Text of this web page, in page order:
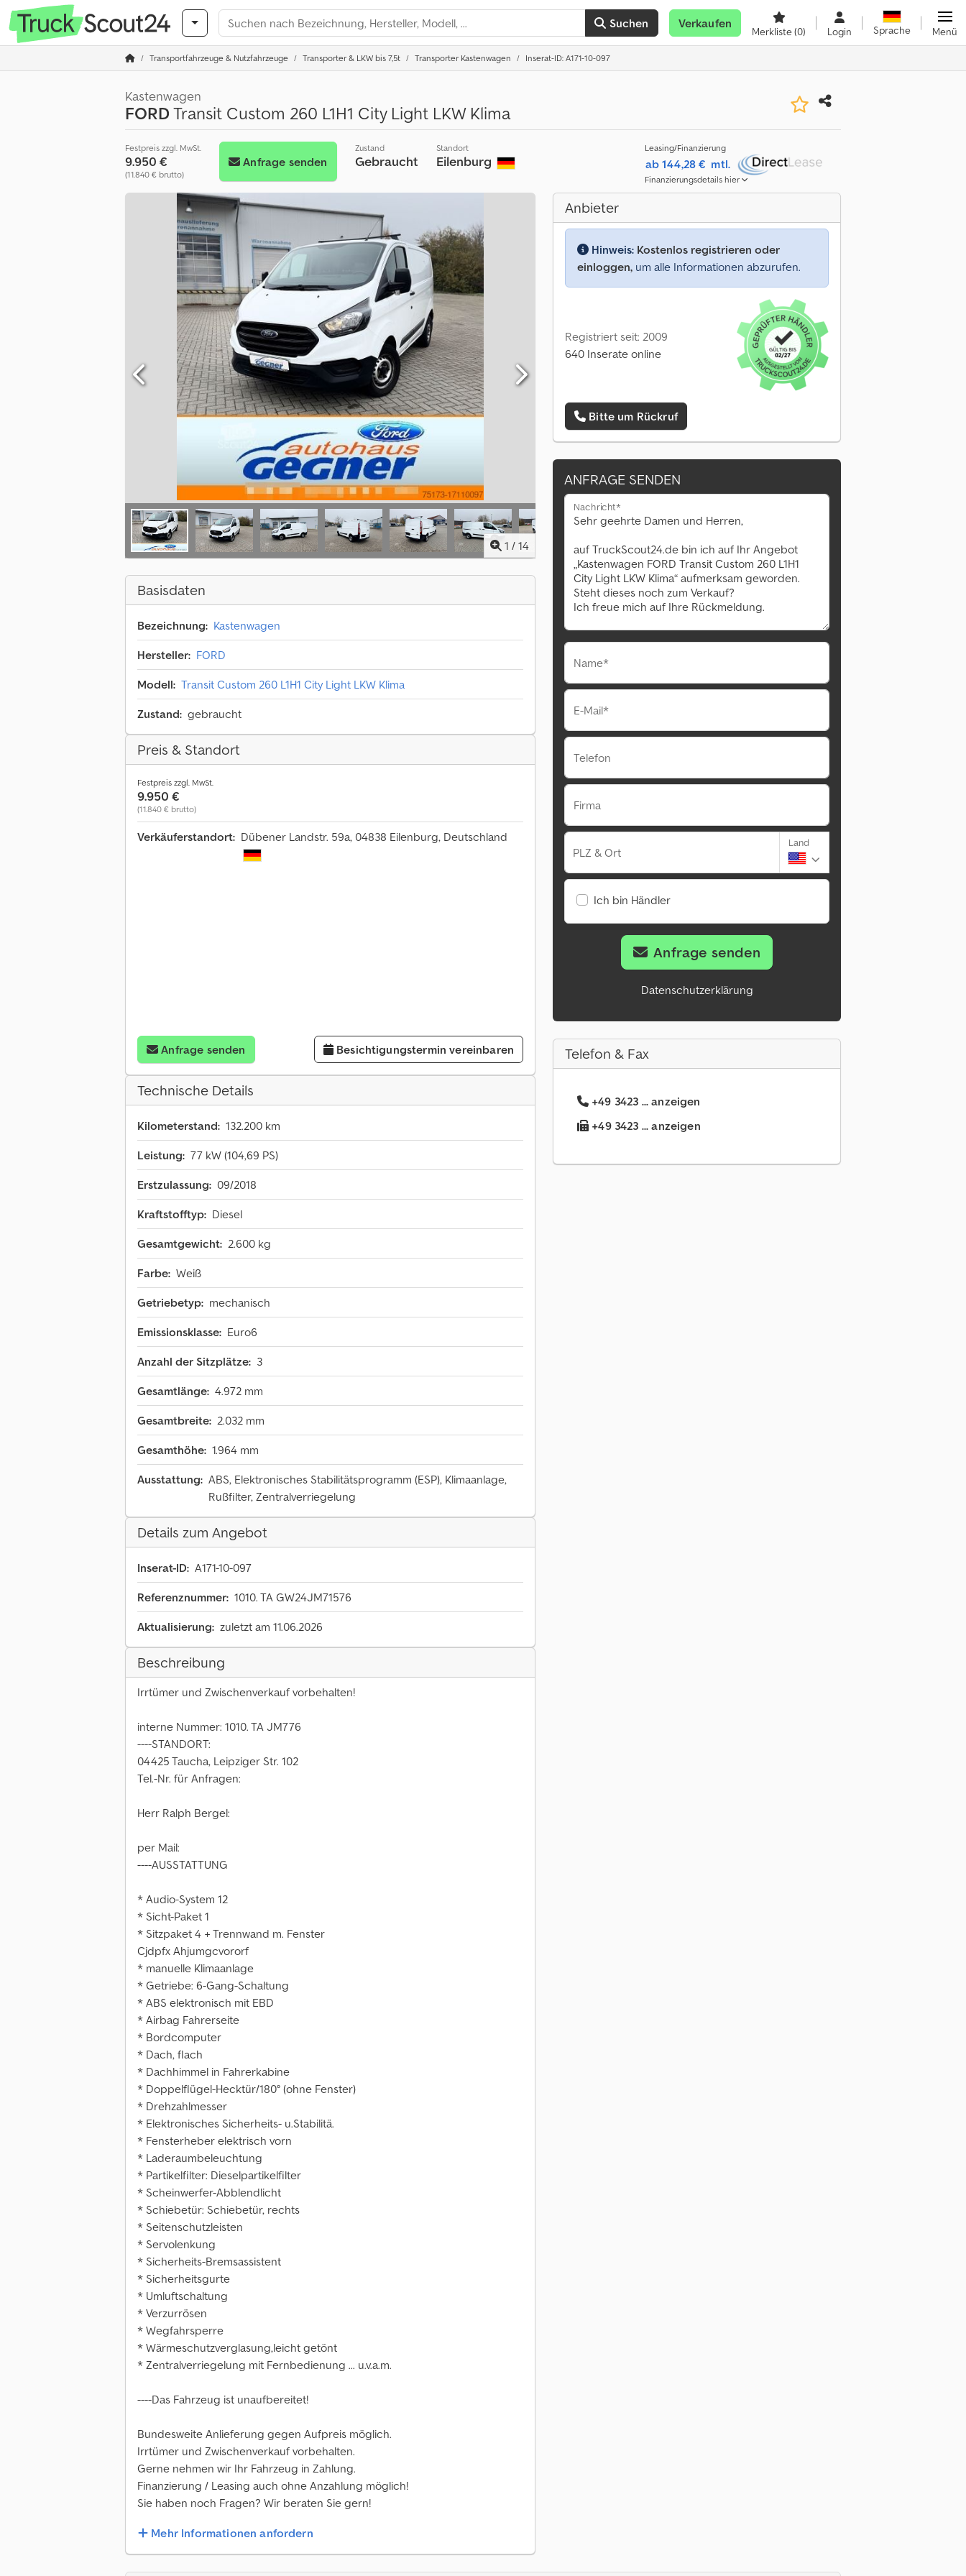
Suchen Verkaufen
Merkliste(0) Login Sprache Menü
Transportfahrzeuge & Nutzfahrzeuge Transporter & LKW bis 7,5t Transporter Kastenwagen Inserat-ID: A171-10-097
Kastenwagen
FORDTransit Custom 260 L1H1 City Light LKW Klima
Festpreis zzgl. MwSt.
9.950 €
(11.840 € brutto)
Anfrage senden
Zustand
Gebraucht
Standort
Eilenburg
Leasing/Finanzierung
ab 144,28 € mtl.
Finanzierungsdetails hier
1 / 14
Basisdaten
Bezeichnung: Kastenwagen
Hersteller: FORD
Modell: Transit Custom 260 L1H1 City Light LKW Klima
Zustand: gebraucht
Preis & Standort
Festpreis zzgl. MwSt.
9.950 €
(11.840 € brutto)
Verkäuferstandort: Dübener Landstr. 59a, 04838 Eilenburg, Deutschland
Anfrage senden Besichtigungstermin vereinbaren
Technische Details
Kilometerstand: 132.200 km
Leistung: 77 kW (104,69 PS)
Erstzulassung: 09/2018
Kraftstofftyp: Diesel
Gesamtgewicht: 2.600 kg
Farbe: Weiß
Getriebetyp: mechanisch
Emissionsklasse: Euro6
Anzahl der Sitzplätze: 3
Gesamtlänge: 4.972 mm
Gesamtbreite: 2.032 mm
Gesamthöhe: 1.964 mm
Ausstattung: ABS, Elektronisches Stabilitätsprogramm (ESP), Klimaanlage,
Rußfilter, Zentralverriegelung
Details zum Angebot
Inserat-ID: A171-10-097
Referenznummer: 1010. TA GW24JM71576
Aktualisierung: zuletzt am 11.06.2026
Beschreibung
Irrtümer und Zwischenverkauf vorbehalten!
interne Nummer: 1010. TA JM776
----STANDORT:
04425 Taucha, Leipziger Str. 102
Tel.-Nr. für Anfragen:
Herr Ralph Bergel:
per Mail:
----AUSSTATTUNG
* Audio-System 12
* Sicht-Paket 1
* Sitzpaket 4 + Trennwand m. Fenster
Cjdpfx Ahjumgcvororf
* manuelle Klimaanlage
* Getriebe: 6-Gang-Schaltung
* ABS elektronisch mit EBD
* Airbag Fahrerseite
* Bordcomputer
* Dach, flach
* Dachhimmel in Fahrerkabine
* Doppelflügel-Hecktür/180° (ohne Fenster)
* Drehzahlmesser
* Elektronisches Sicherheits- u.Stabilitä.
* Fensterheber elektrisch vorn
* Laderaumbeleuchtung
* Partikelfilter: Dieselpartikelfilter
* Scheinwerfer-Abblendlicht
* Schiebetür: Schiebetür, rechts
* Seitenschutzleisten
* Servolenkung
* Sicherheits-Bremsassistent
* Sicherheitsgurte
* Umluftschaltung
* Verzurrösen
* Wegfahrsperre
* Wärmeschutzverglasung,leicht getönt
* Zentralverriegelung mit Fernbedienung ... u.v.a.m.
----Das Fahrzeug ist unaufbereitet!
Bundesweite Anlieferung gegen Aufpreis möglich.
Irrtümer und Zwischenverkauf vorbehalten.
Gerne nehmen wir Ihr Fahrzeug in Zahlung.
Finanzierung / Leasing auch ohne Anzahlung möglich!
Sie haben noch Fragen? Wir beraten Sie gern!
Mehr Informationen anfordern
Anbieter
Hinweis: Kostenlos registrieren oder
einloggen, um alle Informationen abzurufen.
Registriert seit: 2009
640 Inserate online
Bitte um Rückruf
ANFRAGE SENDEN
Nachricht*
Name*
E-Mail*
Telefon
Firma
PLZ & Ort
Land
Ich bin Händler
Anfrage senden
Datenschutzerklärung
Telefon & Fax
+49 3423 ... anzeigen
+49 3423 ... anzeigen